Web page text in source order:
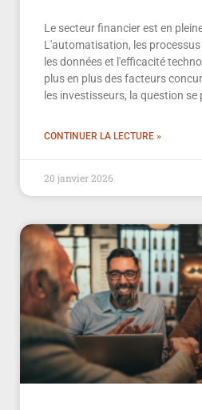
Le secteur financier est en
L'automatisation, les
les données et l'efficacité
plus en plus des facteurs
les investisseurs, la question se
CONTINUER LA LECTURE »
20 janvier 2026